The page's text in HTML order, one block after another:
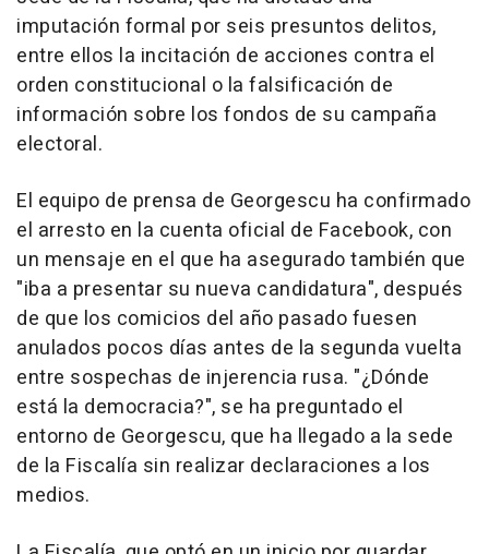
imputación formal por seis presuntos delitos,
entre ellos la incitación de acciones contra el
orden constitucional o la falsificación de
información sobre los fondos de su campaña
electoral.
El equipo de prensa de Georgescu ha confirmado
el arresto en la cuenta oficial de Facebook, con
un mensaje en el que ha asegurado también que
"iba a presentar su nueva candidatura", después
de que los comicios del año pasado fuesen
anulados pocos días antes de la segunda vuelta
entre sospechas de injerencia rusa. "¿Dónde
está la democracia?", se ha preguntado el
entorno de Georgescu, que ha llegado a la sede
de la Fiscalía sin realizar declaraciones a los
medios.